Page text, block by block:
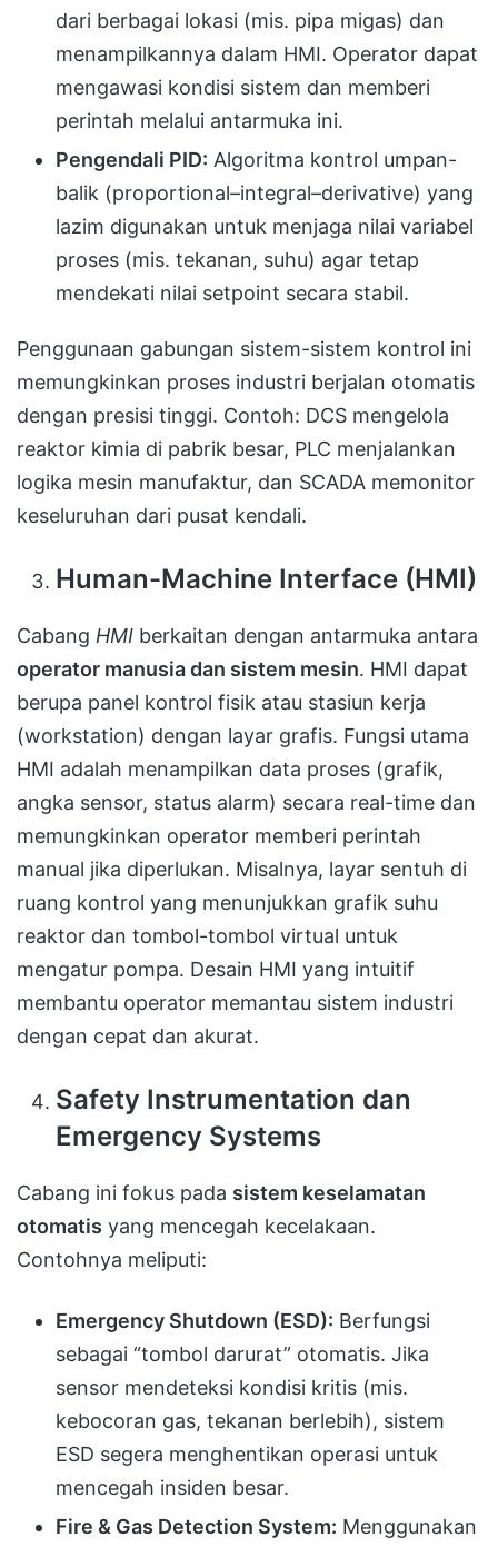
dari berbagai lokasi (mis. pipa migas) dan
menampilkannya dalam HMI. Operator dapat
mengawasi kondisi sistem dan memberi
perintah melalui antarmuka ini.
Pengendali PID: Algoritma kontrol umpan-
balik (proportional–integral–derivative) yang
lazim digunakan untuk menjaga nilai variabel
proses (mis. tekanan, suhu) agar tetap
mendekati nilai setpoint secara stabil.
Penggunaan gabungan sistem-sistem kontrol ini
memungkinkan proses industri berjalan otomatis
dengan presisi tinggi. Contoh: DCS mengelola
reaktor kimia di pabrik besar, PLC menjalankan
logika mesin manufaktur, dan SCADA memonitor
keseluruhan dari pusat kendali.
Human-Machine Interface (HMI)
Cabang HMI berkaitan dengan antarmuka antara
operator manusia dan sistem mesin. HMI dapat
berupa panel kontrol fisik atau stasiun kerja
(workstation) dengan layar grafis. Fungsi utama
HMI adalah menampilkan data proses (grafik,
angka sensor, status alarm) secara real-time dan
memungkinkan operator memberi perintah
manual jika diperlukan. Misalnya, layar sentuh di
ruang kontrol yang menunjukkan grafik suhu
reaktor dan tombol-tombol virtual untuk
mengatur pompa. Desain HMI yang intuitif
membantu operator memantau sistem industri
dengan cepat dan akurat.
Safety Instrumentation dan
Emergency Systems
Cabang ini fokus pada sistem keselamatan
otomatis yang mencegah kecelakaan.
Contohnya meliputi:
Emergency Shutdown (ESD): Berfungsi
sebagai “tombol darurat” otomatis. Jika
sensor mendeteksi kondisi kritis (mis.
kebocoran gas, tekanan berlebih), sistem
ESD segera menghentikan operasi untuk
mencegah insiden besar.
Fire & Gas Detection System: Menggunakan